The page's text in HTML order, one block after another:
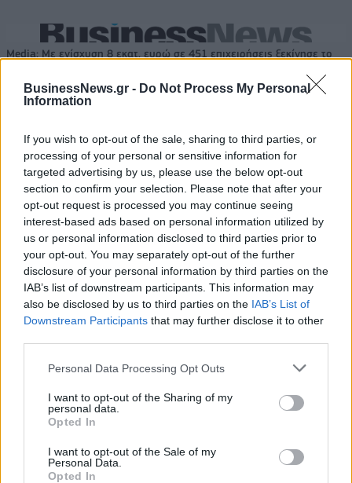
BusinessNews.gr - Do Not Process My Personal
Information
If you wish to opt-out of the sale, sharing to third parties, or
processing of your personal or sensitive information for
targeted advertising by us, please use the below opt-out
section to confirm your selection. Please note that after your
opt-out request is processed you may continue seeing
interest-based ads based on personal information utilized by
us or personal information disclosed to third parties prior to
your opt-out. You may separately opt-out of the further
disclosure of your personal information by third parties on the
IAB’s list of downstream participants. This information may
also be disclosed by us to third parties on the IAB’s List of
Downstream Participants that may further disclose it to other
Personal Data Processing Opt Outs
I want to opt-out of the Sharing of my
personal data.
Opted In
I want to opt-out of the Sale of my
Personal Data.
Opted In
Media: Με ενίσχυση 8 εκατ. ευρώ σε 451 επιχειρήσεις ξεκίνησε το
μπαταριών για τα υβριδικά της
ευρωπαϊκή
αυτοκινητοβιομηχανία
Νέο Audi A2 e-tron με στόχο την κορυφή της αποδοτικότητας
Εθνική Νεανίδων: Απέναντι
στην Ισλανδία για την 5η θέση
στο Ευρωμπάσκετ (live stream)
«Η οικογένεια Μπας φέρεται να
βρίσκεται κοντά στην απόκτηση
της Βιλερμπάν»
Χρηματιστήριο Αθηνών: Εβδομαδιαία άνοδος 1,76%, κέρδη 23,31%
Ελληνική Αναπτυξιακή Τράπεζα:
Με «προίκα» 2 δισ. ευρώ
Υπ. Μεταφορών: Οριστική λύση